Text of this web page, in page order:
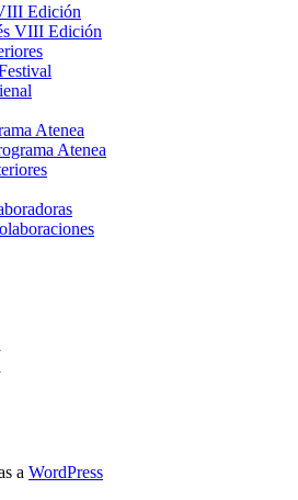
Edición
VIII Edición
Atenea
Atenea
a WordPress